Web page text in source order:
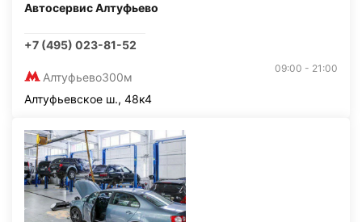
Автосервис Алтуфьево
+7 (495) 023-81-52
Алтуфьево300м
09:00 - 21:00
Алтуфьевское ш., 48к4